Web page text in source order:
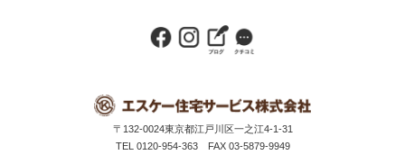
〒132-0024東京都江戸川区一之江4-1-31
TEL 0120-954-363
FAX 03-5879-9949